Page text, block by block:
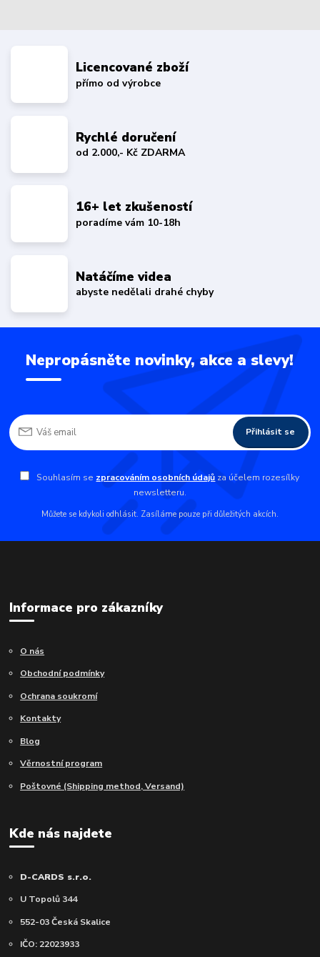
Licencované zboží
přímo od výrobce
Rychlé doručení
od 2.000,- Kč ZDARMA
16+ let zkušeností
poradíme vám 10-18h
Natáčíme videa
abyste nedělali drahé chyby
Nepropásněte novinky, akce a slevy!
Přihlásit se
Souhlasím se zpracováním osobních údajů za účelem rozesílky
newsletteru.
Můžete se kdykoli odhlásit. Zasíláme pouze při důležitých akcích.
Informace pro zákazníky
O nás
Obchodní podmínky
Ochrana soukromí
Kontakty
Blog
Věrnostní program
Poštovné (Shipping method, Versand)
Kde nás najdete
D-CARDS s.r.o.
U Topolů 344
552-03 Česká Skalice
IČO: 22023933